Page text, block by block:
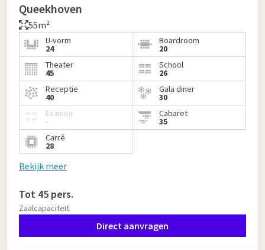
Queekhoven
55m²
U-vorm
24
Boardroom
20
Theater
45
School
26
Receptie
40
Gala diner
30
Examen
-
Cabaret
35
Carré
28
Bekijk meer
Tot 45 pers.
Zaalcapaciteit
Direct aanvragen